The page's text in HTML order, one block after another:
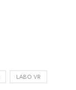
LABO VR